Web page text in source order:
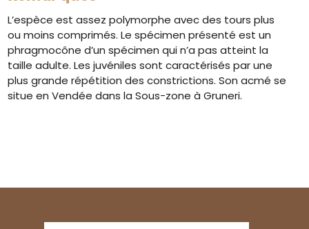
L’espèce est assez polymorphe avec des tours plus
ou moins comprimés. Le spécimen présenté est un
phragmocône d’un spécimen qui n’a pas atteint la
taille adulte. Les juvéniles sont caractérisés par une
plus grande répétition des constrictions. Son acmé se
situe en Vendée dans la Sous-zone à Gruneri.